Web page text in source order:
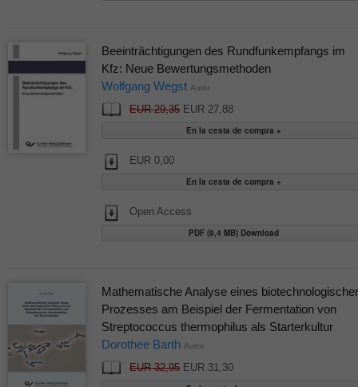
Beeinträchtigungen des Rundfunkempfangs im
Kfz: Neue Bewertungsmethoden
Wolfgang Wegst Autor
EUR 29,35EUR 27,88
EUR 0,00
Open Access
PDF (9,4 MB) Download
Mathematische Analyse eines
Prozesses am Beispiel der Fermentation von
Streptococcus thermophilus als Starterkultur
Dorothee Barth Autor
EUR 32,95EUR 31,30